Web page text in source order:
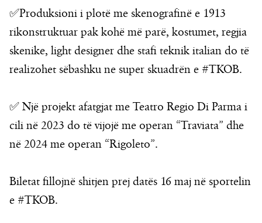
✅️Produksioni i plotë me skenografinë e 1913
rikonstruktuar pak kohë më parë, kostumet, regjia
skenike, light designer dhe stafi teknik italian do të
realizohet sëbashku ne super skuadrën e #TKOB.
✅️ Një projekt afatgjat me Teatro Regio Di Parma i
cili në 2023 do të vijojë me operan “Traviata” dhe
në 2024 me operan “Rigoleto”.
Biletat fillojnë shitjen prej datës 16 maj në sportelin
e #TKOB.